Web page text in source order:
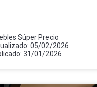
Súper Precio
05/02/2026
31/01/2026